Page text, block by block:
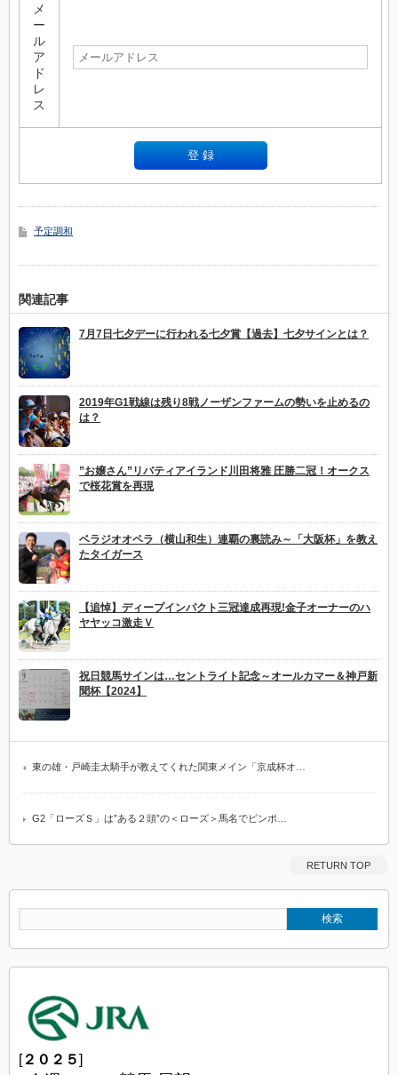
メ
ー
ル
ア
ド
レ
ス
予定調和
関連記事
7月7日七夕デーに行われる七夕賞【過去】七夕サインとは？
2019年G1戦線は残り8戦ノーザンファームの勢いを止めるの
は？
”お嬢さん”リバティアイランド川田将雅 圧勝二冠！オークス
で桜花賞を再現
ベラジオオペラ（横山和生）連覇の裏読み～「大阪杯」を教え
たタイガース
【追悼】ディープインパクト三冠達成再現!金子オーナーのハ
ヤヤッコ激走Ｖ
祝日競馬サインは…セントライト記念～オールカマー＆神戸新
聞杯【2024】
東の雄・戸崎圭太騎手が教えてくれた関東メイン「京成杯オ…
G2「ローズＳ」は”ある２頭”の＜ローズ＞馬名でピンポ…
RETURN TOP
[２０２５]